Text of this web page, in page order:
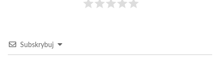
Subskrybuj